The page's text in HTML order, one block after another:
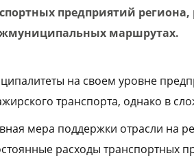
предприятий
маршрутах.
на своем уровне
транспорта, однако в
мера поддержки отрасли на
расходы транспортных